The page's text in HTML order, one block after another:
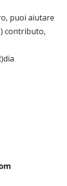
puoi aiutare
contributo,